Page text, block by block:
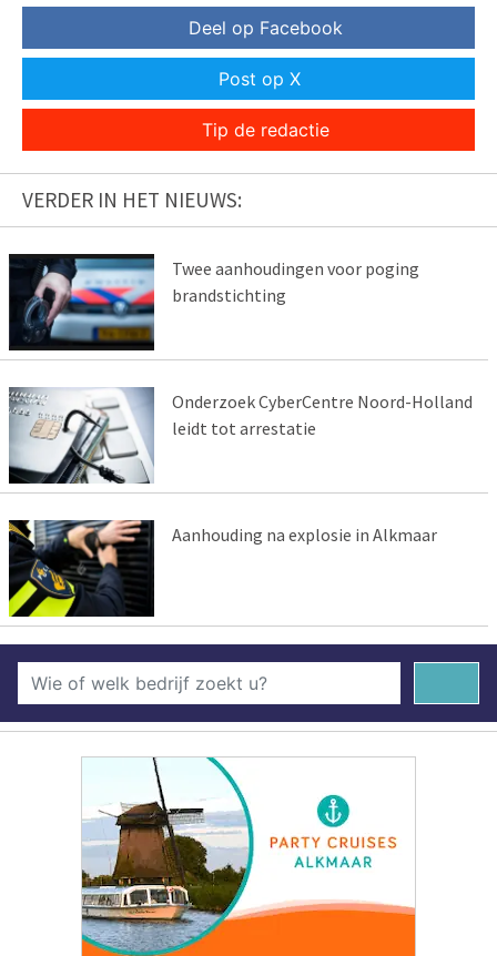
Deel op Facebook
Post op X
Tip de redactie
VERDER IN HET NIEUWS:
Twee aanhoudingen voor poging
brandstichting
Onderzoek CyberCentre Noord-Holland
leidt tot arrestatie
Aanhouding na explosie in Alkmaar